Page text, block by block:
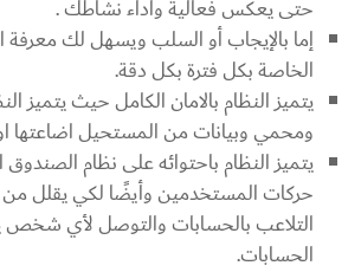
حتى يعكس فعالية واداء نشاطك .
إما بالإيجاب أو السلب ويسهل لك معرفة
الخاصة بكل فترة بكل دقة.
يتميز النظام بالامان الكامل حيث يتميز
ومحمي وبيانات من المستحيل اضاعتها او
يتميز النظام باحتوائه على نظام
حركات المستخدمين وأيضًا لكي يقلل من
التلاعب بالحسابات والتوصل لأي شخص
الحسابات.